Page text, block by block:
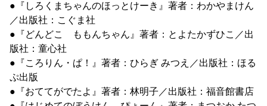
●『しろくまちゃんのほっとけーき』著者：わかやまけん
／出版社：こぐま社
●『どんどこ ももんちゃん』著者：とよたかずひこ／出
版社：童心社
●『ころりん・ぱ！』著者：ひらぎ みつえ／出版社：ほる
ぷ出版
●『おててがでたよ』著者：林明子／出版社：福音館書店